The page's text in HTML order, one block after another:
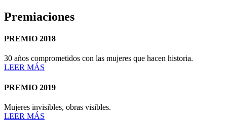
Premiaciones
PREMIO 2018
30 años comprometidos con las mujeres que hacen historia.
LEER MÁS
PREMIO 2019
Mujeres invisibles, obras visibles.
LEER MÁS